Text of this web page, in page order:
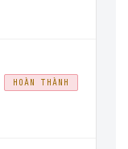
HOÀN THÀNH